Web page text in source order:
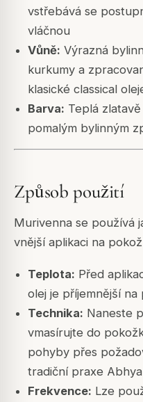
vstřebává se
vláčnou
Vůně: Výrazná
kurkumy a
klasické classical
Barva: Teplá
pomalým bylinným
Způsob použití
Murivenna se používá
vnější aplikaci na
Teplota: Před
olej je příjemnější
Technika: Naneste
vmasírujte do
pohyby přes
tradiční praxe
Frekvence: Lze